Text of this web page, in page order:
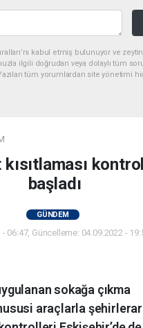
kabul etmiş bulunuyor ve
ilgili doğrudan veya dolaylı tüm
tüm yorumlardan site yönetimi
başladı
GÜNDEM
- 06:47, Güncelleme: 04.09.2022 -
sokağa çıkma
araçlarla